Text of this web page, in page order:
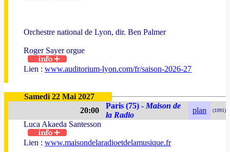
Orchestre national de Lyon, dir. Ben Palmer
Roger Sayer orgue
Lien : www.auditorium-lyon.com/fr/saison-2026-27
Samedi 22 Mai 2027
20:00
Paris (75) - Maison de
la Radio
plan (1091)
Luca Akaeda Santesson
Lien : www.maisondelaradioetdelamusique.fr